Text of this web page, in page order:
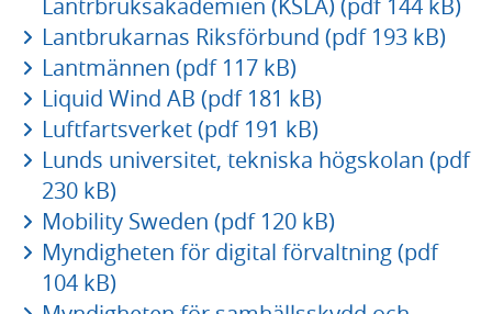
Lantrbruksakademien (KSLA) (pdf 144 kB)
Lantbrukarnas Riksförbund (pdf 193 kB)
Lantmännen (pdf 117 kB)
Liquid Wind AB (pdf 181 kB)
Luftfartsverket (pdf 191 kB)
Lunds universitet, tekniska högskolan (pdf
230 kB)
Mobility Sweden (pdf 120 kB)
Myndigheten för digital förvaltning (pdf
104 kB)